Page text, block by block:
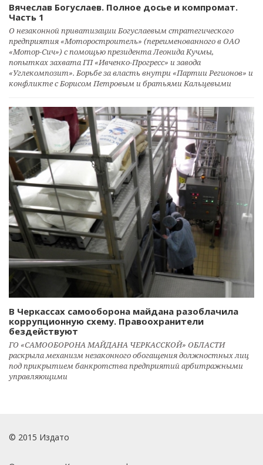
Вячеслав Богуслаев. Полное досье и компромат.
Часть 1
О незаконной приватизации Богуслаевым стратегического
предприятия «Моторостроитель» (переименованного в ОАО
«Мотор-Сич») с помощью президента Леонида Кучмы,
попытках захвата ГП «Ивченко-Прогресс» и завода
«Углекомпозит». Борьбе за власть внутри «Партии Регионов» и
конфликте с Борисом Петровым и братьями Кальцевыми
В Черкассах самооборона майдана разоблачила
коррупционную схему. Правоохранители
бездействуют
ГО «САМООБОРОНА МАЙДАНА ЧЕРКАССКОЙ» ОБЛАСТИ
раскрыла механизм незаконного обогащения должностных лиц
под прикрытием банкротства предприятий арбитражными
управляющими
© 2015 Издато